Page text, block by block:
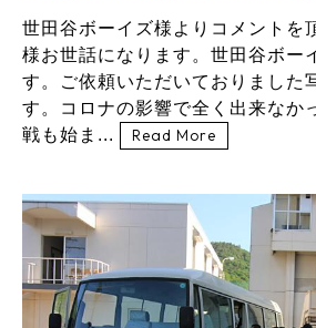
世田谷ボーイズ様よりコメント
様お世話になります。世田谷ボー
す。ご依頼いただいておりました
す。コロナの影響で全く出来なか
戦も始ま...
Read More